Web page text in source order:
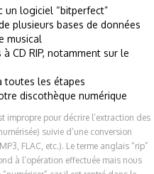
un logiciel “bitperfect”
plusieurs bases de données
musical
CD RIP, notamment sur le
toutes les étapes
discothèque numérique
impropre pour décrire l’extraction des
suivie d’une conversion
FLAC, etc.). Le terme anglais “rip”
à l’opération effectuée mais nous